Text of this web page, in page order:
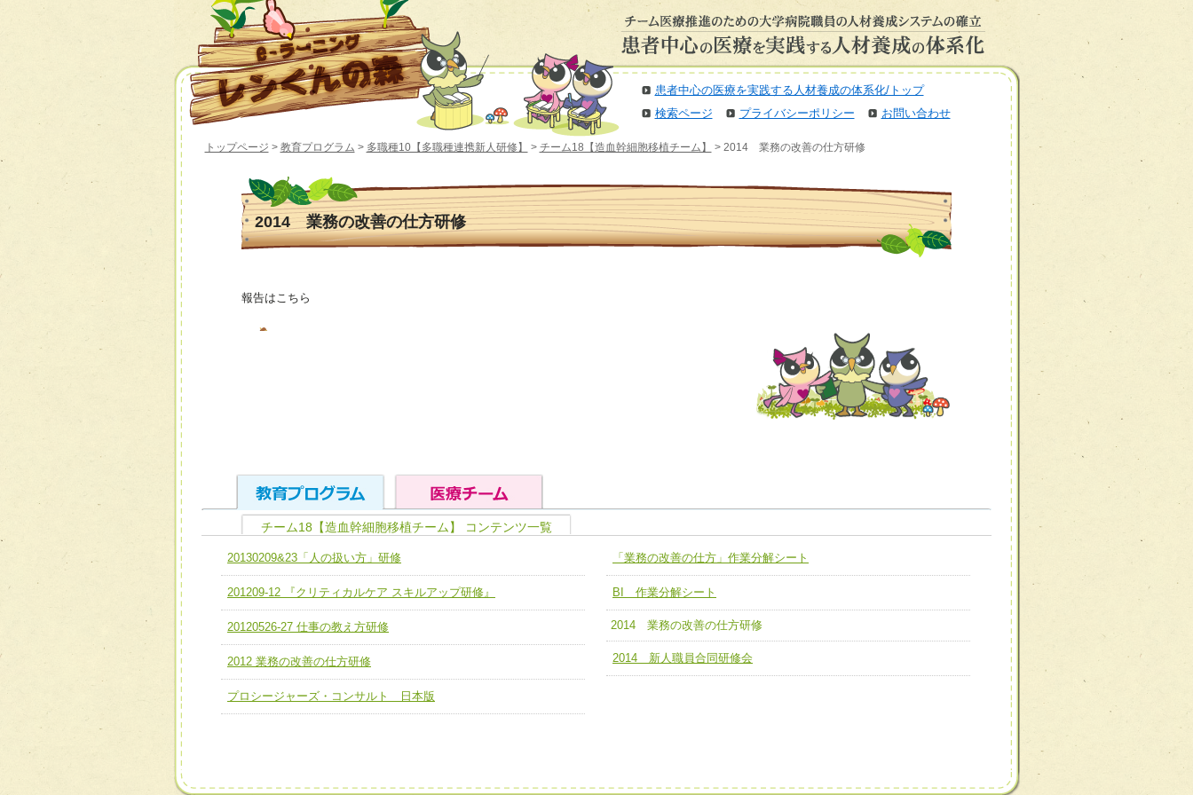
患者中心の医療を実践する人材養成の体系化/トップ
検索ページ
プライバシーポリシー お問い合わせ
トップページ > 教育プログラム > 多職種10【多職種連携新人研修】 > チーム18【造血幹細胞移植チーム】 > 2014 業務の改善の仕方研修
2014 業務の改善の仕方研修
報告はこちら
ユニット１ 医療人としての基礎能力
全人的医療を実践する医療人として、必要な基礎能力を身につ
ける
ユニット２ チーム医療構成力
必要に応じて柔軟に医療チームを組織し、強調できる
ユニット３ 多職種連携力
他職種の視点とスキルを学び、相互理解と連携を深める
ユニット４ 専門能力拡大・向上
各職種のスキルを拡大・向上させ、新たな可能性を広げる
人材養成のためのマネジメントおよび効果的な指導ができる
チーム01【病院内横断的問題解決チーム】
チーム02【地域医療連携推進による高度医療を必要とする在
宅患者等支援チーム】
チーム03【癌患者服薬サポートチーム】
チーム04【口腔ケアチーム】
チーム07【病院職員に対する院内感染対策教育チーム】
チーム14【苦情・クレーム・暴力対応支援チーム】
チーム15【人材養成エキスパートチーム】
チーム16【放射線治療プロセス改善チーム】
チーム18【造血幹細胞移植チーム】 コンテンツ一覧
20130209&23「人の扱い方」研修
201209-12 『クリティカルケア スキルアップ研修』
20120526-27 仕事の教え方研修
2012 業務の改善の仕方研修
プロシージャーズ・コンサルト 日本版
「業務の改善の仕方」作業分解シート
BI 作業分解シート
2014 業務の改善の仕方研修
2014 新人職員合同研修会